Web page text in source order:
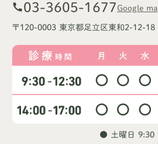
call03-3605-1677 Google
〒120-0003 東京都足立区東和2-12-18
● 土曜日 9:30